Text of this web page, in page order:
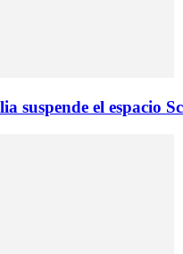
suspende el espacio